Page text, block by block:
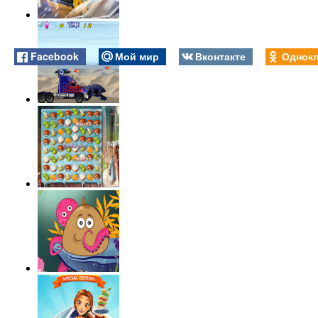
Facebook Мой мир Вконтакте